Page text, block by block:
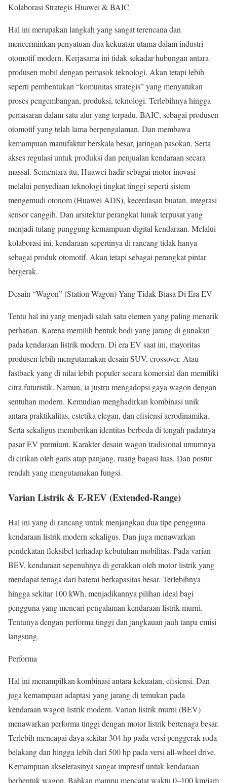
Kolaborasi Strategis Huawei & BAIC
Hal ini merupakan langkah yang sangat terencana dan
mencerminkan penyatuan dua kekuatan utama dalam industri
otomotif modern. Kerjasama ini tidak sekadar hubungan antara
produsen mobil dengan pemasok teknologi. Akan tetapi lebih
seperti pembentukan “komunitas strategis” yang menyatukan
proses pengembangan, produksi, teknologi. Terlebihnya hingga
pemasaran dalam satu alur yang terpadu. BAIC, sebagai produsen
otomotif yang telah lama berpengalaman. Dan membawa
kemampuan manufaktur berskala besar, jaringan pasokan. Serta
akses regulasi untuk produksi dan penjualan kendaraan secara
massal. Sementara itu, Huawei hadir sebagai motor inovasi
melalui penyediaan teknologi tingkat tinggi seperti sistem
mengemudi otonom (Huawei ADS), kecerdasan buatan, integrasi
sensor canggih. Dan arsitektur perangkat lunak terpusat yang
menjadi tulang punggung kemampuan digital kendaraan. Melalui
kolaborasi ini, kendaraan sepertinya di rancang tidak hanya
sebagai produk otomotif. Akan tetapi sebagai perangkat pintar
bergerak.
Desain “Wagon” (Station Wagon) Yang Tidak Biasa Di Era EV
Tentu hal ini yang menjadi salah satu elemen yang paling menarik
perhatian. Karena memilih bentuk bodi yang jarang di gunakan
pada kendaraan listrik modern. Di era EV saat ini, mayoritas
produsen lebih mengutamakan desain SUV, crossover. Atau
fastback yang di nilai lebih populer secara komersial dan memiliki
citra futuristik. Namun, ia justru mengadopsi gaya wagon dengan
sentuhan modern. Kemudian menghadirkan kombinasi unik
antara praktikalitas, estetika elegan, dan efisiensi aerodinamika.
Serta sekaligus memberikan identitas berbeda di tengah padatnya
pasar EV premium. Karakter desain wagon tradisional umumnya
di cirikan oleh garis atap panjang, ruang bagasi luas. Dan postur
rendah yang mengutamakan fungsi.
Varian Listrik & E-REV (Extended-Range)
Hal ini yang di rancang untuk menjangkau dua tipe pengguna
kendaraan listrik modern sekaligus. Dan juga menawarkan
pendekatan fleksibel terhadap kebutuhan mobilitas. Pada varian
BEV, kendaraan sepenuhnya di gerakkan oleh motor listrik yang
mendapat tenaga dari baterai berkapasitas besar. Terlebihnya
hingga sekitar 100 kWh, menjadikannya pilihan ideal bagi
pengguna yang mencari pengalaman kendaraan listrik murni.
Tentunya dengan performa tinggi dan jangkauan jauh tanpa emisi
langsung.
Performa
Hal ini menampilkan kombinasi antara kekuatan, efisiensi. Dan
juga kemampuan adaptasi yang jarang di temukan pada
kendaraan wagon listrik modern. Varian listrik murni (BEV)
menawarkan performa tinggi dengan motor listrik bertenaga besar.
Terlebih mencapai daya sekitar 304 hp pada versi penggerak roda
belakang dan hingga lebih dari 500 hp pada versi all-wheel drive.
Kemampuan akselerasinya sangat impresif untuk kendaraan
berbentuk wagon. Bahkan mampu mencatat waktu 0–100 km/jam